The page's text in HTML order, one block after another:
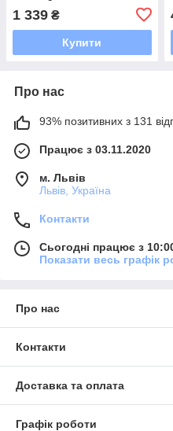
1 339 ₴
Купити
Про нас
93% позитивних з 131
Працює з 03.11.2020
м. Львів
Львів, Україна
Контакти
Сьогодні працює з
Показати весь графік
Про нас
Контакти
Доставка та оплата
Графік роботи